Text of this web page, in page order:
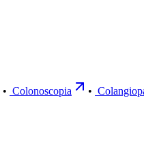
• Colonoscopia •